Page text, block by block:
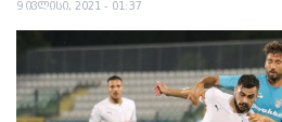
9 ივლისი, 2021 - 01:37